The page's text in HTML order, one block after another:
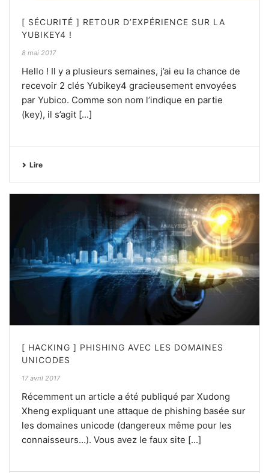
[ SÉCURITÉ ] RETOUR D’EXPÉRIENCE SUR LA
YUBIKEY4 !
8 mai 2017
Hello ! Il y a plusieurs semaines, j’ai eu la chance de
recevoir 2 clés Yubikey4 gracieusement envoyées
par Yubico. Comme son nom l’indique en partie
(key), il s’agit [...]
Lire
[ HACKING ] PHISHING AVEC LES DOMAINES
UNICODES
17 avril 2017
Récemment un article a été publiqué par Xudong
Xheng expliquant une attaque de phishing basée sur
les domaines unicode (dangereux même pour les
connaisseurs…). Vous avez le faux site [...]